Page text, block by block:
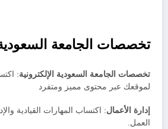
تخصصات الجامعة السعودية
تخصصات الجامعة السعودية الإلكترونية:
لموقعك عبر محتوى مميز ومتفرد
إدارة الأعمال: اكتساب المهارات القيادية
العمل.